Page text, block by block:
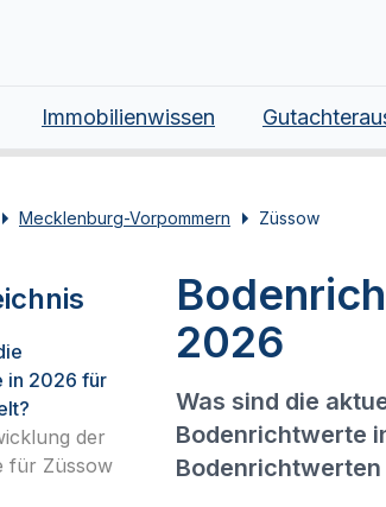
Immobilienwissen
Mecklenburg-Vorpommern Züssow
in 2026 für
der
für Züssow
2026
Was sind die
Bodenrichtwerte
Bodenrichtwerten